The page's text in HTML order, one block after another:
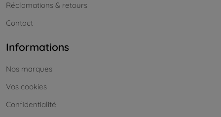
Réclamations & retours
Contact
Informations
Nos marques
Vos cookies
Confidentialité